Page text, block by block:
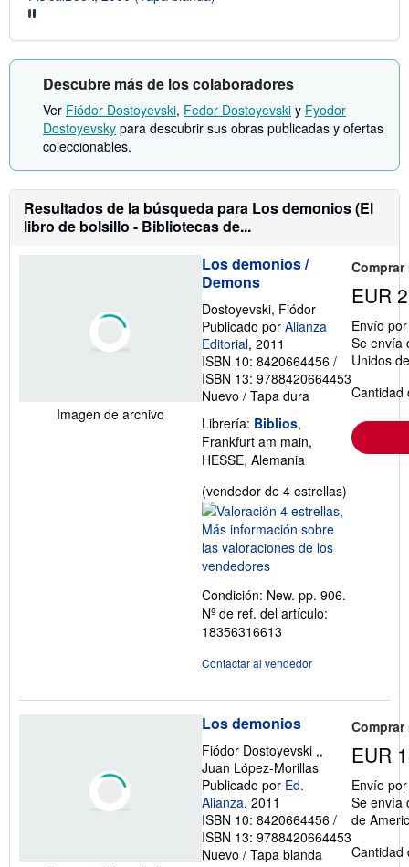
Descubre más de los colaboradores
Ver Fiódor Dostoyevski, Fedor Dostoyevski y Fyodor
Dostoyevsky para descubrir sus obras publicadas y ofertas
coleccionables.
Resultados de la búsqueda para Los demonios (El
libro de bolsillo - Bibliotecas de...
Imagen de archivo
Los demonios /
Demons
Dostoyevski, Fiódor
Publicado por Alianza
Editorial, 2011
ISBN 10: 8420664456 /
ISBN 13: 9788420664453
Nuevo / Tapa dura
Librería: Biblios,
Frankfurt am main,
HESSE, Alemania
(vendedor de 4 estrellas)
Condición: New. pp. 906.
Nº de ref. del artículo:
18356316613
Contactar al vendedor
EUR
Envío
Se envía
Unidos
Cantidad
Los demonios
Fiódor Dostoyevski ,,
Juan López-Morillas
Publicado por Ed.
Alianza, 2011
ISBN 10: 8420664456 /
ISBN 13: 9788420664453
Nuevo / Tapa blanda
EUR
Envío
Se envía
de
Cantidad